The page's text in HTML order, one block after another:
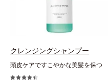
クレンジングシャンプー
頭皮ケアですこやかな美髪を保つ